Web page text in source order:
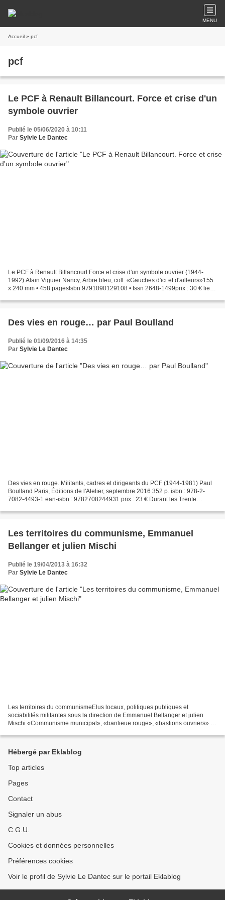
MENU
Accueil » pcf
pcf
Le PCF à Renault Billancourt. Force et crise d'un
symbole ouvrier
Publié le 05/06/2020 à 10:11
Par Sylvie Le Dantec
Le PCF à Renault Billancourt Force et crise d'un symbole ouvrier (1944-
1992) Alain Viguier Nancy, Arbre bleu, coll. «Gauches d'ici et d'ailleurs»155
x 240 mm • 458 pagesIsbn 9791090129108 • Issn 2648-1499prix : 30 € lien
Des vies en rouge… par Paul Boulland
Publié le 01/09/2016 à 14:35
Par Sylvie Le Dantec
Des vies en rouge. Militants, cadres et dirigeants du PCF (1944-1981) Paul
Boulland Paris, Éditions de l'Atelier, septembre 2016 352 p. isbn : 978-2-
7082-4493-1 ean-isbn : 9782708244931 prix : 23 € Durant les Trente
Les territoires du communisme, Emmanuel
Bellanger et julien Mischi
Publié le 19/04/2013 à 16:32
Par Sylvie Le Dantec
Les territoires du communismeElus locaux, politiques publiques et
sociabilités militantes sous la direction de Emmanuel Bellanger et julien
Mischi «Communisme municipal», «banlieue rouge», «bastions ouvriers» :
Hébergé par Eklablog
Top articles
Pages
Contact
Signaler un abus
C.G.U.
Cookies et données personnelles
Préférences cookies
Voir le profil de Sylvie Le Dantec sur le portail Eklablog